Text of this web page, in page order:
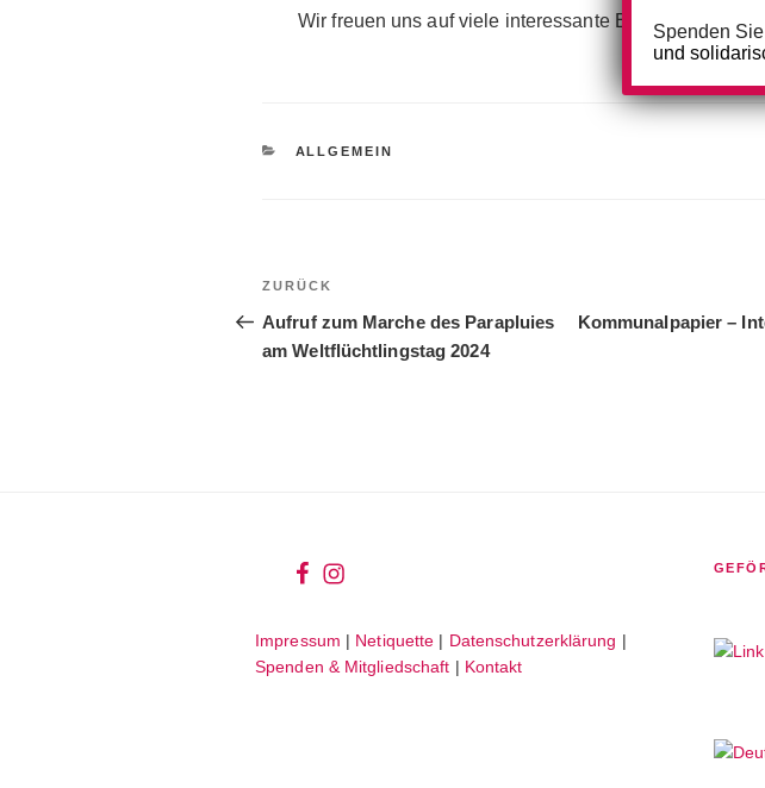
Wir freuen uns auf viele interessante Bewerbungen!
KATEGORIEN
ALLGEMEIN
Beitragsnavigation
Vorheriger
Beitrag
ZURÜCK
Aufruf zum Marche des Parapluies
am Weltflüchtlingstag 2024
Kommunalpapier –
wir
facebook
wir
instagram
Impressum | Netiquette | Datenschutzerklärung |
Spenden & Mitgliedschaft | Kontakt
Spenden
und